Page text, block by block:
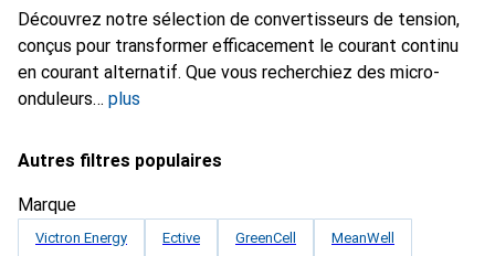
Découvrez notre sélection de convertisseurs de tension,
conçus pour transformer efficacement le courant continu
en courant alternatif. Que vous recherchiez des micro-
onduleurs
plus
Autres filtres populaires
Marque
Victron Energy Ective GreenCell MeanWell